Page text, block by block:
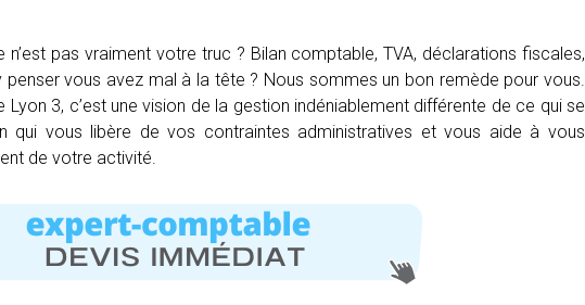
n’est pas vraiment votre truc ? Bilan comptable, TVA, déclarations fiscales,
penser vous avez mal à la tête ? Nous sommes un bon remède pour vous.
3, c’est une vision de la gestion indéniablement différente de ce qui se
qui vous libère de vos contraintes administratives et vous aide à vous
de votre activité.